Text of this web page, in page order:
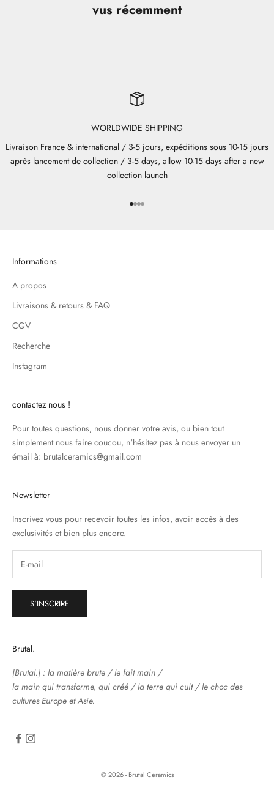
vus récemment
WORLDWIDE SHIPPING
Livraison France & international / 3-5 jours, expéditions sous 10-15 jours
après lancement de collection / 3-5 days, allow 10-15 days after a new
collection launch
Aller à l'élément 1
Aller à l'élément 2
Aller à l'élément 3
Aller à l'élément 4
Informations
A propos
Livraisons & retours & FAQ
CGV
Recherche
Instagram
contactez nous !
Pour toutes questions, nous donner votre avis, ou bien tout
simplement nous faire coucou, n'hésitez pas à nous envoyer un
émail à: brutalceramics@gmail.com
Newsletter
Inscrivez vous pour recevoir toutes les infos, avoir accès à des
exclusivités et bien plus encore.
S'INSCRIRE
Brutal.
[Brutal.] : la matière brute / le fait main /
la main qui transforme, qui créé / la terre qui cuit / le choc des
cultures Europe et Asie.
© 2026 - Brutal Ceramics